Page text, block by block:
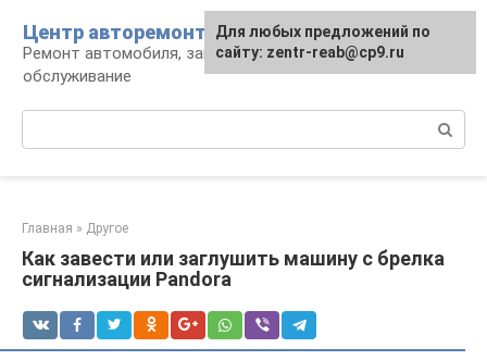
контенту
Центр авторемонта
Ремонт автомобиля, запчасти и
обслуживание
Главная » Другое
Как завести или заглушить машину с брелка
сигнализации Pandora
Для любых предложений по
сайту: zentr-reab@cp9.ru